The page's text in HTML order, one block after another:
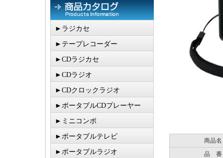
►ラジカセ
►テープレコーダー
►CDラジカセ
►CDラジオ
►CDクロックラジオ
►ポータブルCDプレーヤー
►ミニコンポ
►ポータブルテレビ
►ポータブルラジオ
商品名
品 番